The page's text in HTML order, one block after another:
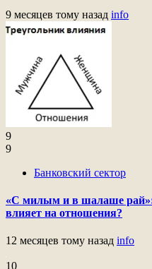
9 месяцев тому назад info
9
9
Банковский сектор
«С милым и в шалаше
влияет на отношения?
12 месяцев тому назад info
10